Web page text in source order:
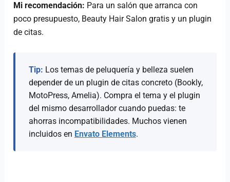
Mi recomendación: Para un salón que arranca con
poco presupuesto, Beauty Hair Salon gratis y un plugin
de citas.
Tip: Los temas de peluquería y belleza suelen
depender de un plugin de citas concreto (Bookly,
MotoPress, Amelia). Compra el tema y el plugin
del mismo desarrollador cuando puedas: te
ahorras incompatibilidades. Muchos vienen
incluidos en Envato Elements.